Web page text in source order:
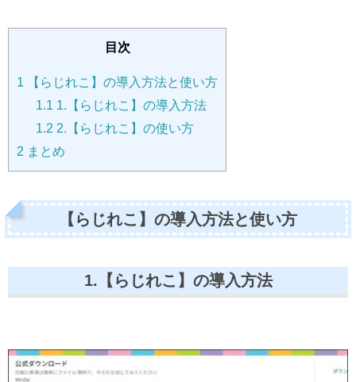
目次
1 【らじれこ】の導入方法と使い方
1.1 1.【らじれこ】の導入方法
1.2 2.【らじれこ】の使い方
2 まとめ
【らじれこ】の導入方法と使い方
1.【らじれこ】の導入方法